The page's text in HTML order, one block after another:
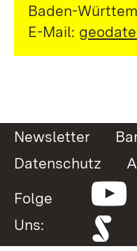
Baden-
E-Mail:
Newsletter
Datenschutz
Folge
Uns: